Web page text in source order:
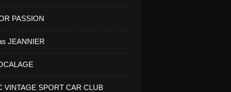
PASSION
JEANNIER
VINTAGE SPORT CAR CLUB